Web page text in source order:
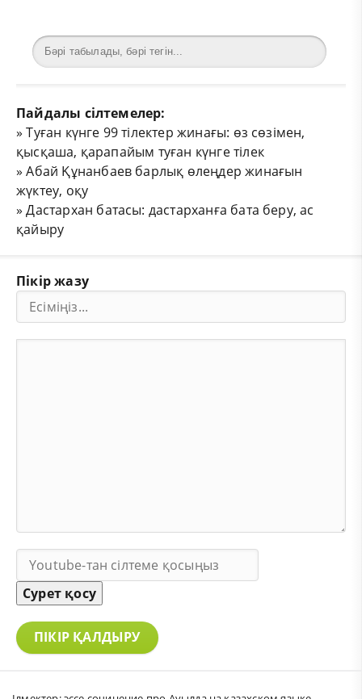
Пайдалы сілтемелер:
»Туған күнге 99 тілектер жинағы: өз сөзімен,
қысқаша, қарапайым туған күнге тілек
»Абай Құнанбаев барлық өлеңдер жинағын
жүктеу, оқу
»Дастархан батасы: дастарханға бата беру, ас
қайыру
Пікір жазу
Сурет қосу
ПІКІР ҚАЛДЫРУ